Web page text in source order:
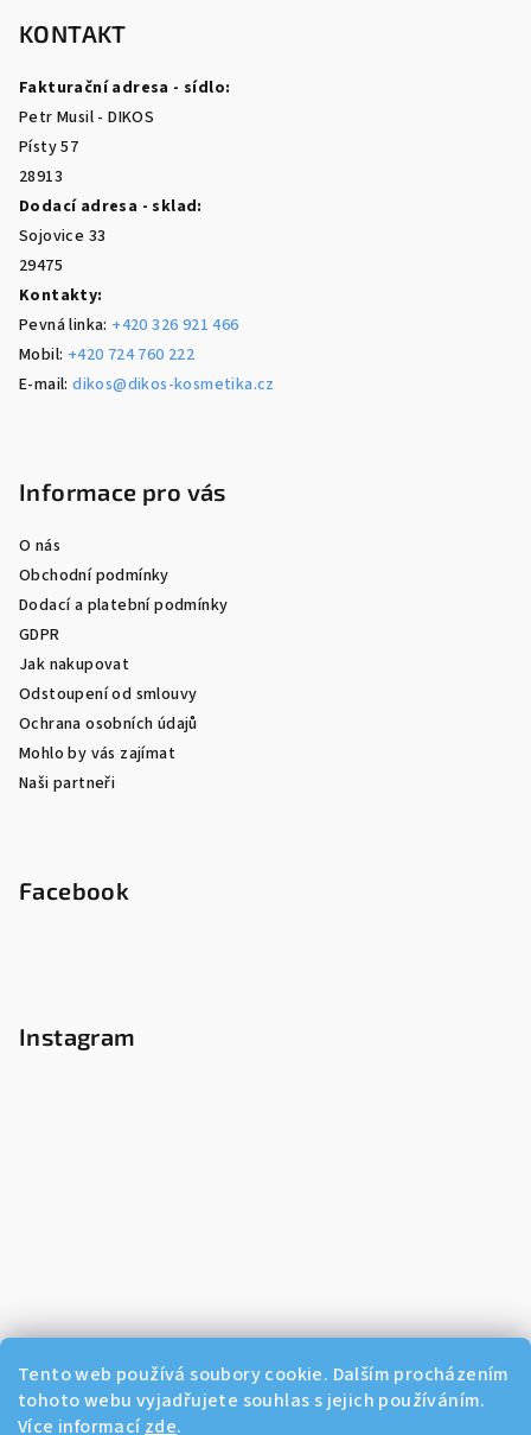
Tento web používá soubory cookie. Dalším procházením
tohoto webu vyjadřujete souhlas s jejich používáním.
Více informací zde.
KONTAKT
Fakturační adresa - sídlo:
Petr Musil - DIKOS
Písty 57
28913
Dodací adresa - sklad:
Sojovice 33
29475
Kontakty:
Pevná linka: +420 326 921 466
Mobil: +420 724 760 222
E-mail:dikos@dikos-kosmetika.cz
Informace pro vás
O nás
Obchodní podmínky
Dodací a platební podmínky
GDPR
Jak nakupovat
Odstoupení od smlouvy
Ochrana osobních údajů
Mohlo by vás zajímat
Naši partneři
Facebook
Instagram